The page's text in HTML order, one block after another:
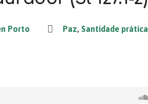
Porto Paz,Santidade prática